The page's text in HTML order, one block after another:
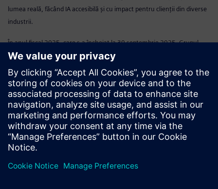
lumea reală, făcând IA accesibilă și cu impact pentru clienții din diverse
industrii.
În anul fiscal 2025, care s-a încheiat la 30 septembrie 2025, Grupul
Siemens a generat venituri de 78,9 miliarde de euro și un profit net de
10,4 miliarde de euro. La 30 septembrie 2025, compania avea
aproximativ 318.000 de angajați la nivel mondial, pe baza
operațiunilor continue. Informații suplimentare sunt disponibile pe
internet lawww.siemens.com